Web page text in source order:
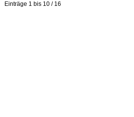
Einträge 1 bis 10 / 16